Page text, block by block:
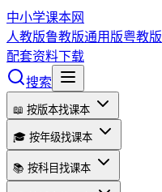
中小学课本网
人教版鲁教版通用版粤教版
配套资料下载
搜索
📖 按版本找课本
🎓 按年级找课本
📚 按科目找课本